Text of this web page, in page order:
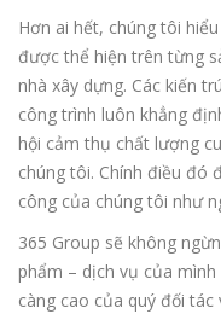
Hơn ai hết, chúng tôi
được thể hiện trên từng
nhà xây dựng. Các kiến
công trình luôn khẳng
hội cảm thụ chất lượng
chúng tôi. Chính điều đó
công của chúng tôi như
365 Group sẽ không
phẩm – dịch vụ của
càng cao của quý đối tác